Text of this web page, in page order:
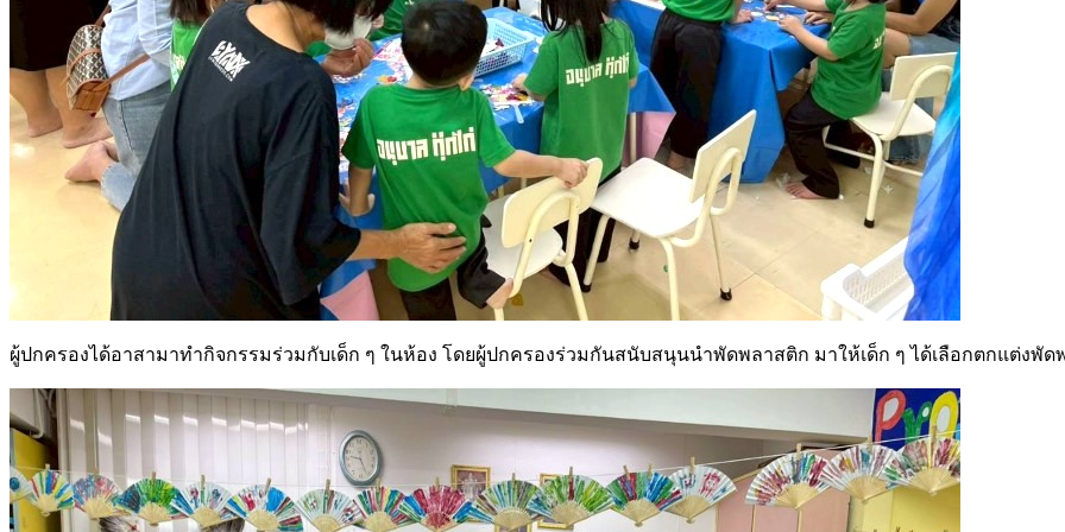
ผู้ปกครองได้อาสามาทำกิจกรรมร่วมกับเด็ก ๆ ในห้อง โดยผู้ปกครองร่วมกันสนับสนุนนำพัดพลาสติก มาให้เด็ก ๆ ได้เลือกตกแต่งพั